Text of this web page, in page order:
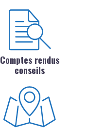
Comptes rendus
conseils